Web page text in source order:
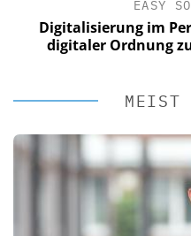
EASY
Digitalisierung im
digitaler Ordnung
MEIST